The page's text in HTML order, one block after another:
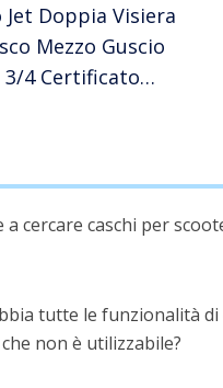
Jet Doppia Visiera
Mezzo Guscio
3/4 Certificato
Cruiser
cercare caschi per
tutte le funzionalità
non è utilizzabile?